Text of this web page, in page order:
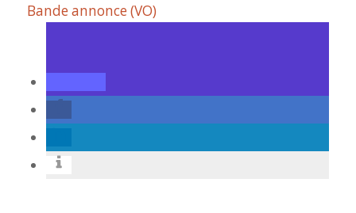
Bande annonce (VO)